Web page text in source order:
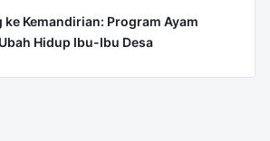
ke Kemandirian: Program Ayam
Hidup Ibu-Ibu Desa